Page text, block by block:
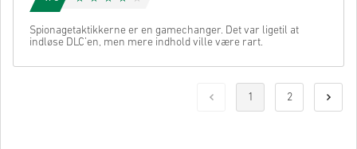
Spionagetaktikkerne er en gamechanger. Det var ligetil at
indløse DLC’en, men mere indhold ville være rart.
1 2